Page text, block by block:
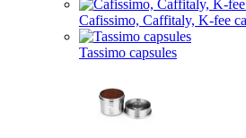
Cafissimo, Caffitaly, K-fee
Tassimo capsules